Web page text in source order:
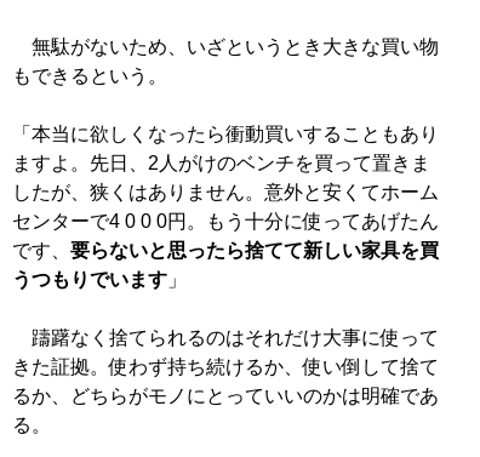
無駄がないため、いざというとき大きな買い物
もできるという。
「本当に欲しくなったら衝動買いすることもあり
ますよ。先日、2人がけのベンチを買って置きま
したが、狭くはありません。意外と安くてホーム
センターで4 0 0 0円。もう十分に使ってあげたん
です、 要らないと思ったら捨てて新しい家具を買
うつもりでいます 」
躊躇なく捨てられるのはそれだけ大事に使って
きた証拠。使わず持ち続けるか、使い倒して捨て
るか、どちらがモノにとっていいのかは明確であ
る。